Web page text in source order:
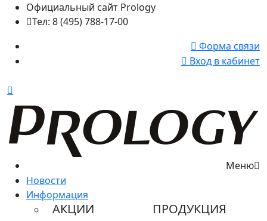
Официальный сайт Prology
Тел: 8 (495) 788-17-00
Форма связи
Вход в кабинет
Меню
Новости
Информация
АКЦИИ ПРОДУКЦИЯ